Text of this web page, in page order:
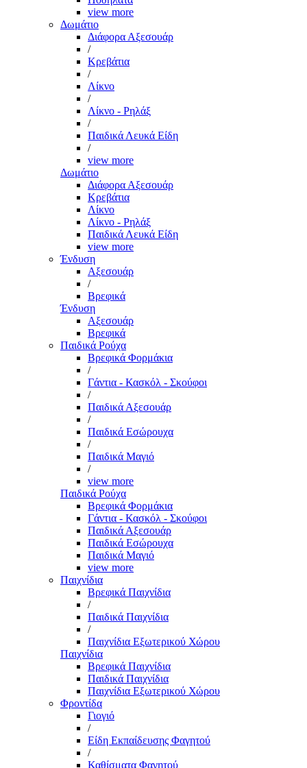
view more
Δωμάτιο
Διάφορα Αξεσουάρ
/
Κρεβάτια
/
Λίκνο
/
Λίκνο - Ρηλάξ
/
Παιδικά Λευκά Είδη
/
view more
Δωμάτιο
Διάφορα Αξεσουάρ
Κρεβάτια
Λίκνο
Λίκνο - Ρηλάξ
Παιδικά Λευκά Είδη
view more
Ένδυση
Αξεσουάρ
/
Βρεφικά
Ένδυση
Αξεσουάρ
Βρεφικά
Παιδικά Ρούχα
Βρεφικά Φορμάκια
/
Γάντια - Κασκόλ - Σκούφοι
/
Παιδικά Αξεσουάρ
/
Παιδικά Εσώρουχα
/
Παιδικά Μαγιό
/
view more
Παιδικά Ρούχα
Βρεφικά Φορμάκια
Γάντια - Κασκόλ - Σκούφοι
Παιδικά Αξεσουάρ
Παιδικά Εσώρουχα
Παιδικά Μαγιό
view more
Παιχνίδια
Βρεφικά Παιχνίδια
/
Παιδικά Παιχνίδια
/
Παιχνίδια Εξωτερικού Χώρου
Παιχνίδια
Βρεφικά Παιχνίδια
Παιδικά Παιχνίδια
Παιχνίδια Εξωτερικού Χώρου
Φροντίδα
Γιογιό
/
Είδη Εκπαίδευσης Φαγητού
/
Καθίσματα Φαγητού